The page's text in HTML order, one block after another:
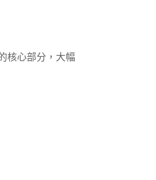
核心部分，大幅